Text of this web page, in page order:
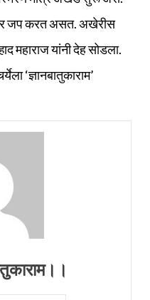
जप करत असत. अखेरीस
महाराज यांनी देह सोडला.
‘ज्ञानबातुकाराम’